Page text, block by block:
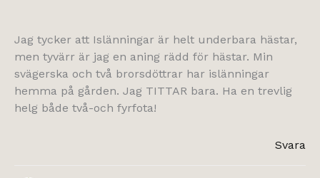
Jag tycker att Islänningar är helt underbara hästar,
men tyvärr är jag en aning rädd för hästar. Min
svägerska och två brorsdöttrar har islänningar
hemma på gården. Jag TITTAR bara. Ha en trevlig
helg både två-och fyrfota!
Svara